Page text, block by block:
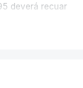
deverá recuar
do petróleo,